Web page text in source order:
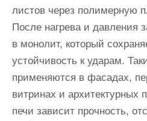
листов через полимерную
После нагрева и давления
в монолит, который
устойчивость к ударам.
применяются в фасадах,
витринах и архитектурных
печи зависит прочность,